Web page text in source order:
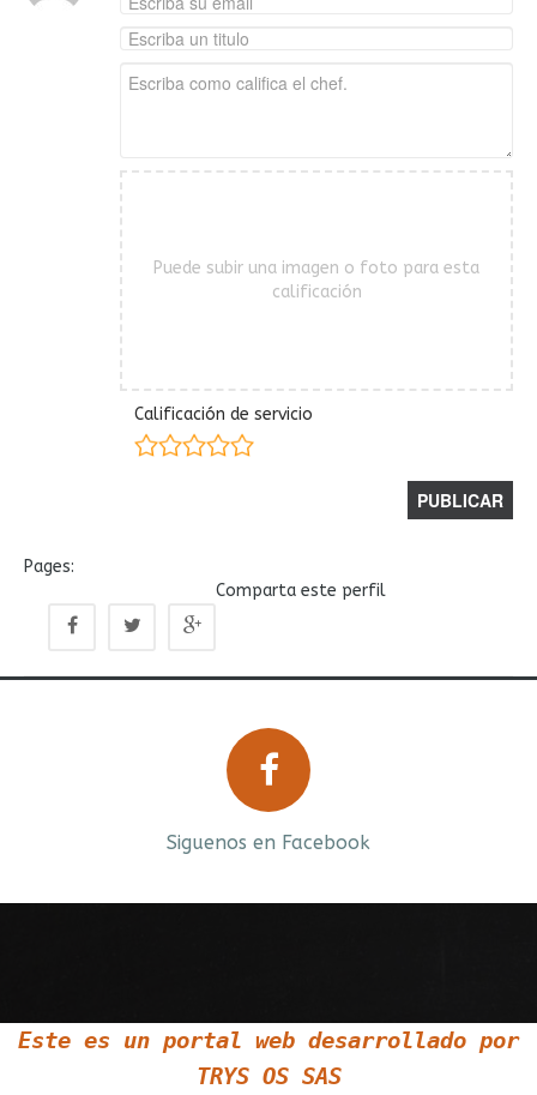
Puede subir una imagen o foto para esta
calificación
Calificación de servicio
Pages:
Comparta este perfil
Siguenos en Facebook
Este es un portal web desarrollado por
TRYS OS SAS